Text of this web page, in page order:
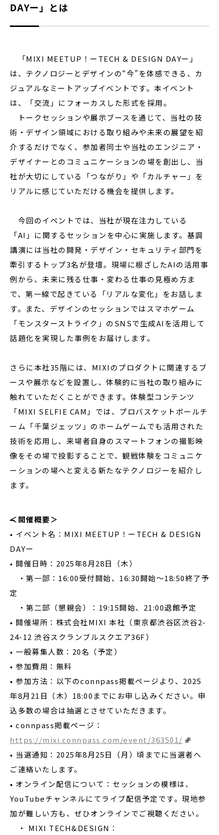
DAYー」とは
「MIXI MEETUP！ーTECH & DESIGN DAYー」
は、テクノロジーとデザインの“今”を体感できる、カ
ジュアルなミートアップイベントです。本イベント
は、「交流」にフォーカスした形式を採用。
トークセッションや展示ブースを通じて、当社の技
術・デザイン領域における取り組みや未来の展望を紹
介するだけでなく、参加者同士や当社のエンジニア・
デザイナーとのコミュニケーションの場を創出し、当
社が大切にしている「つながり」や「カルチャー」を
リアルに感じていただける機会を提供します。
今回のイベントでは、当社が現在注力している
「AI」に関するセッションを中心に実施します。基調
講演には当社の開発・デザイン・セキュリティ部門を
牽引するトップ3名が登壇。現場に根ざしたAIの活用事
例から、未来に残る仕事・変わる仕事の見極め方ま
で、第一線で起きている「リアルな変化」をお話しま
す。また、デザインのセッションではスマホゲーム
「モンスターストライク」のSNSで生成AIを活用して
話題化を実現した事例をお届けします。
さらに本社35階には、MIXIのプロダクトに関連するブ
ースや展示などを設置し、体験的に当社の取り組みに
触れていただくことができます。体験型コンテンツ
「MIXI SELFIE CAM」では、プロバスケットボールチ
ーム「千葉ジェッツ」のホームゲームでも活用された
技術を応用し、来場者自身のスマートフォンの撮影映
像をその場で投影することで、観戦体験をコミュニケ
ーションの場へと変える新たなテクノロジーを紹介し
ます。
＜開催概要＞
• イベント名：MIXI MEETUP！ーTECH & DESIGN
DAYー
• 開催日時：2025年8月28日（木）
・第一部：16:00受付開始、16:30開始～18:50終了予
定
・第二部（懇親会）：19:15開始、21:00退館予定
• 開催場所：株式会社MIXI 本社（東京都渋谷区渋谷2-
24-12 渋谷スクランブルスクエア36F）
• 一般募集人数：20名（予定）
• 参加費用：無料
• 参加方法：以下のconnpass掲載ページより、2025
年8月21日（木）18:00までにお申し込みください。申
込多数の場合は抽選とさせていただきます。
• connpass掲載ページ：
https://mixi.connpass.com/event/363501/
• 当選通知：2025年8月25日（月）頃までに当選者へ
ご連絡いたします。
• オンライン配信について：セッションの模様は、
YouTubeチャンネルにてライブ配信予定です。現地参
加が難しい方も、ぜひオンラインでご視聴ください。
・ MIXI TECH&DESIGN：